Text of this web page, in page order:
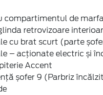
compartimentul de marfa
retrovizoare
cu brat scurt (parte
– acționate electric și
Accent
șofer 9 (Parbriz